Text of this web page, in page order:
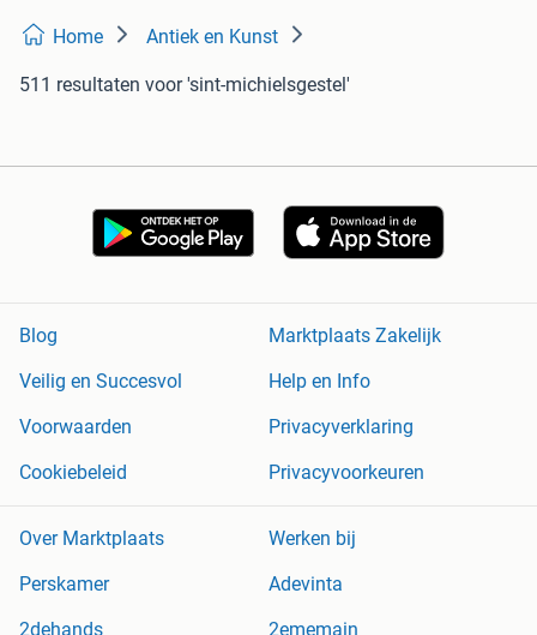
Home Antiek en Kunst
511 resultaten voor 'sint-michielsgestel'
Blog
Marktplaats Zakelijk
Veilig en Succesvol
Help en Info
Voorwaarden
Privacyverklaring
Cookiebeleid
Privacyvoorkeuren
Over Marktplaats
Werken bij
Perskamer
Adevinta
2dehands
2ememain